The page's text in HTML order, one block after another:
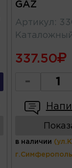
GAZ
Артикул :
337.50
-
в наличии